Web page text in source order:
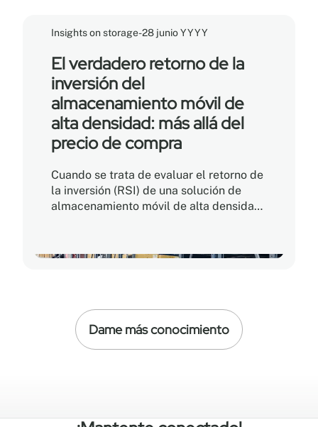
hay lugar. El problema generalmente no
es la falta de superficie, sino la manera
en que el espacio está distribuido y
optimizado.
Insights on storage-28 junio YYYY
El verdadero retorno de la
inversión del
almacenamiento móvil de
alta densidad: más allá del
precio de compra
Cuando se trata de evaluar el retorno de
la inversión (RSI) de una solución de
almacenamiento móvil de alta densidad,
hacia la rentabilidad. En realidad, el
la eficiencia operativa, la durabilidad y
la escalabilidad a largo plazo.
Dame más conocimiento